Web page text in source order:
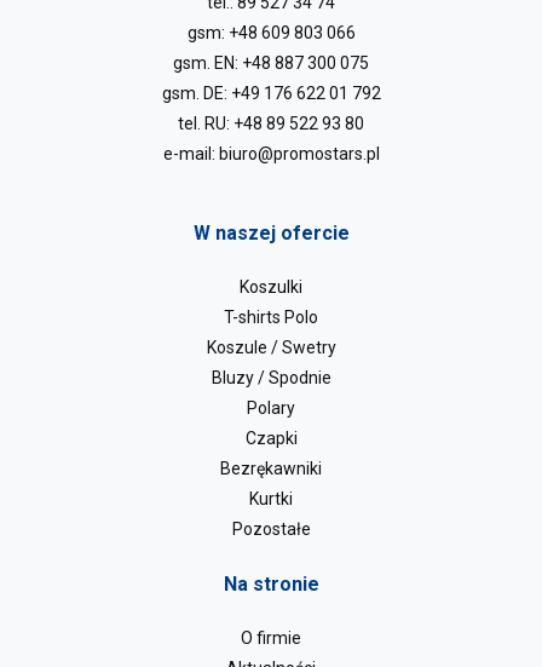
gsm: +48 609 803 066
gsm. EN: +48 887 300 075
gsm. DE: +49 176 622 01 792
tel. RU: +48 89 522 93 80
e-mail: biuro@promostars.pl
W naszej ofercie
Koszulki
T-shirts Polo
Koszule / Swetry
Bluzy / Spodnie
Polary
Czapki
Bezrękawniki
Kurtki
Pozostałe
Na stronie
O firmie